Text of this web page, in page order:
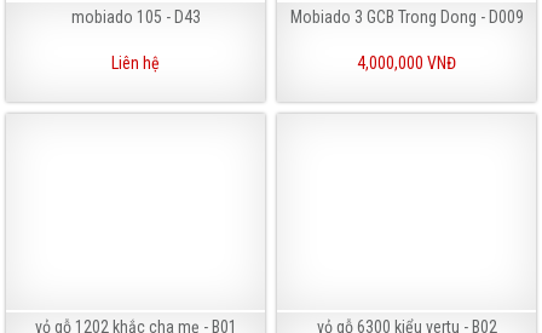
mobiado 105 - D43
Liên hệ
Mobiado 3 GCB Trong Dong - D009
4,000,000 VNĐ
vỏ gỗ 1202 khắc cha mẹ - B01 vỏ gỗ 6300 kiểu vertu - B02